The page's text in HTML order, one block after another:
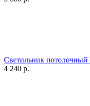
Светильник потолочный
4 240 р.